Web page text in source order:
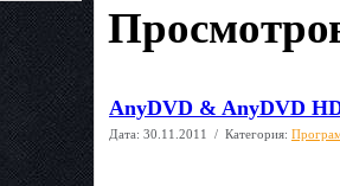
AnyDVD & AnyDVD
Дата: 30.11.2011 / Категория: